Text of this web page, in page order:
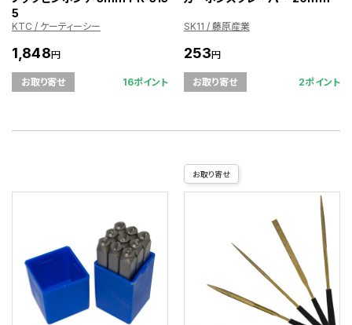
5
KTC / ケーティーシー
1,848円
お取り寄せ 16ポイント
SK11 / 藤原産業
253円
お取り寄せ 2ポイント
お取り寄せ